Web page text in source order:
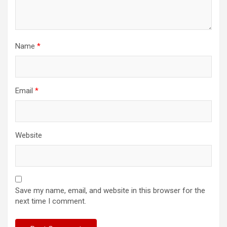
Name *
Email *
Website
Save my name, email, and website in this browser for the
next time I comment.